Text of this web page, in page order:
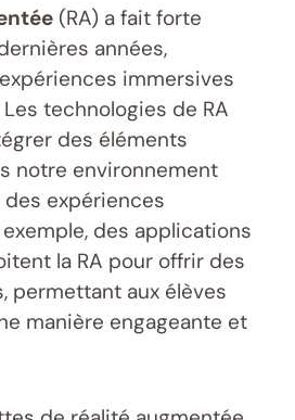
(RA) a fait forte
années,
immersives
technologies de RA
des éléments
notre environnement
expériences
des applications
la RA pour offrir des
permettant aux élèves
manière engageante et